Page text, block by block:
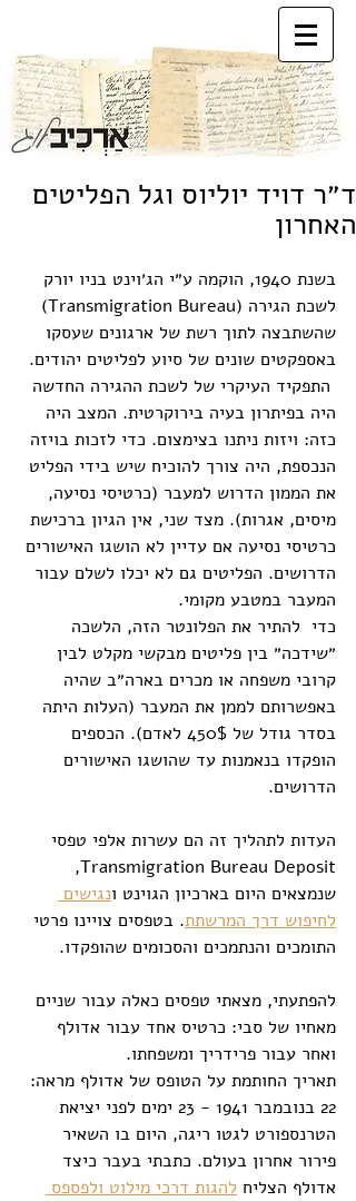
ארכיבלוגArchivlog
ד״ר דויד יוליוס וגל הפליטים
האחרון
בשנת 1940, הוקמה ע״י הג׳וינט בניו יורק
לשכת הגירה (Transmigration Bureau)
שהשתבצה לתוך רשת של ארגונים שעסקו
באספקטים שונים של סיוע לפליטים יהודים.
התפקיד העיקרי של לשכת ההגירה החדשה
היה בפיתרון בעיה בירוקרטית. המצב היה
כזה: ויזות ניתנו בצימצום. כדי לזכות בויזה
הנכספת, היה צורך להוכיח שיש בידי הפליט
את הממון הדרוש למעבר (כרטיסי נסיעה,
מיסים, אגרות). מצד שני, אין הגיון ברכישת
כרטיסי נסיעה אם עדיין לא הושגו האישורים
הדרושים. הפליטים גם לא יכלו לשלם עבור
המעבר במטבע מקומי.
כדי  להתיר את הפלונטר הזה, הלשכה
״שידכה״ בין פליטים מבקשי מקלט לבין
קרובי משפחה או מכרים בארה״ב שהיה
באפשרותם לממן את המעבר (העלות היתה
בסדר גודל של 450$ לאדם). הכספים
הופקדו בנאמנות עד שהושגו האישורים
הדרושים.
העדות לתהליך זה הם עשרות אלפי טפסי
Transmigration Bureau Deposit,
שנמצאים היום בארכיון הגוינט ונגישים
לחיפוש דרך המרשתת. בטפסים צויינו פרטי
התומכים והנתמכים והסכומים שהופקדו.
להפתעתי, מצאתי טפסים כאלה עבור שניים
מאחיו של סבי: כרטיס אחד עבור אדולף
ואחר עבור פרידריך ומשפחתו.
תאריך החותמת על הטופס של אדולף מראה:
22 בנובמבר 1941 - 23 ימים לפני יציאת
הטרנספורט לגטו ריגה, היום בו השאיר
פירור אחרון בעולם. כתבתי בעבר כיצד
אדולף הצליח להגות דרכי מילוט ולפספס